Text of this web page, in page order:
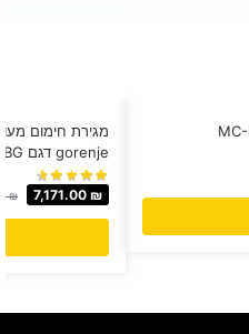
מגירת חימום
gorenje דגם WD1410WG / BG
₪ 7,171.00 ₪